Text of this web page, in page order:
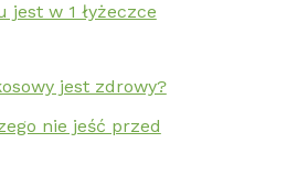
jest w 1 łyżeczce
jest zdrowy?
nie jeść przed